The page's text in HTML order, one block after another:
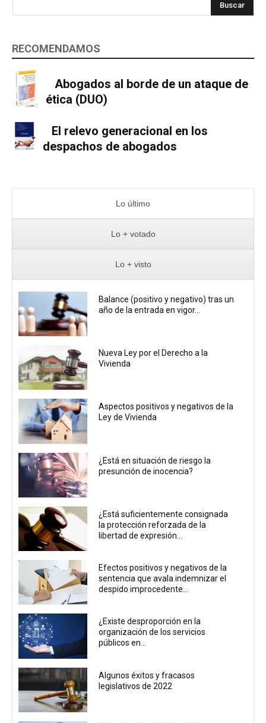
Buscar
RECOMENDAMOS
Abogados al borde de un ataque de
ética (DUO)
El relevo generacional en los
despachos de abogados
Lo último
Lo + votado
Lo + visto
Balance (positivo y negativo) tras un
año de la entrada en vigor...
Nueva Ley por el Derecho a la
Vivienda
Aspectos positivos y negativos de la
Ley de Vivienda
¿Está en situación de riesgo la
presunción de inocencia?
¿Está suficientemente consignada
la protección reforzada de la
libertad de expresión...
Efectos positivos y negativos de la
sentencia que avala indemnizar el
despido improcedente...
¿Existe desproporción en la
organización de los servicios
públicos en...
Algunos éxitos y fracasos
legislativos de 2022